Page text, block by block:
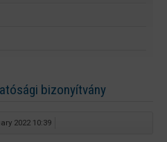
bizonyítvány
2022 10:39